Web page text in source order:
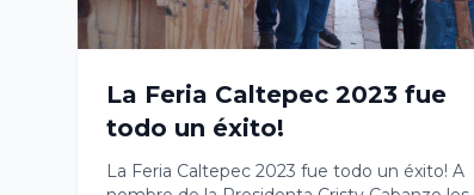
La Feria Caltepec 2023 fue
todo un éxito!
La Feria Caltepec 2023 fue todo un éxito! A